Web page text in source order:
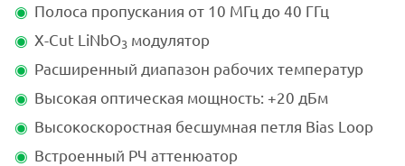
Полоса пропускания от 10 МГц до 40 ГГц
X-Cut LiNbO3 модулятор
Расширенный диапазон рабочих температур
Высокая оптическая мощность: +20 дБм
Высокоскоростная бесшумная петля Bias Loop
Встроенный РЧ аттенюатор